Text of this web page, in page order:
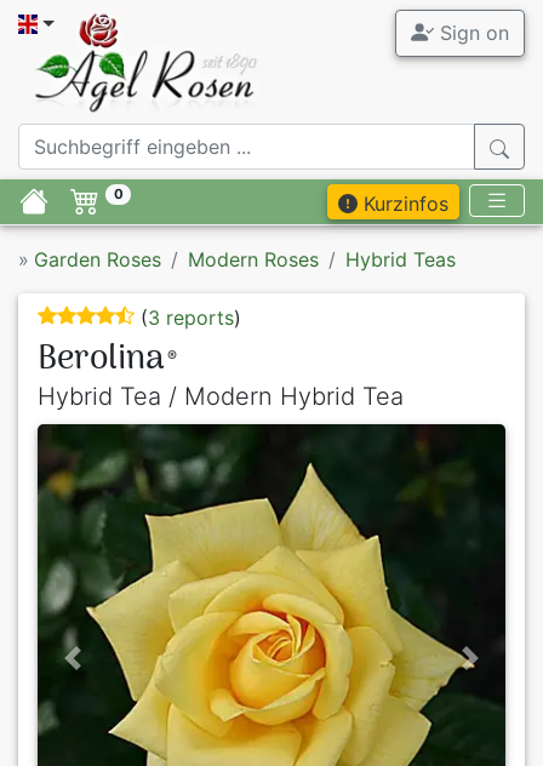
Sign on
0 Kurzinfos
» Garden Roses Modern Roses Hybrid Teas
(3 reports)
Berolina ®
Hybrid Tea / Modern Hybrid Tea
Previous Next